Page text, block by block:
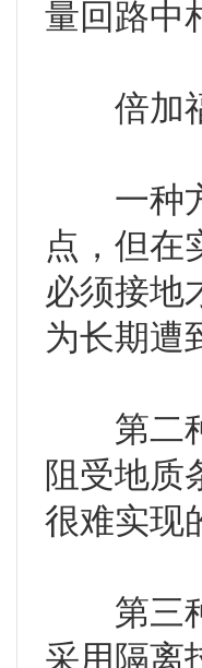
量回路中
倍加福
一种方
点，但在
必须接地
为长期遭
第二种
阻受地质
很难实现
第三种
采用隔离